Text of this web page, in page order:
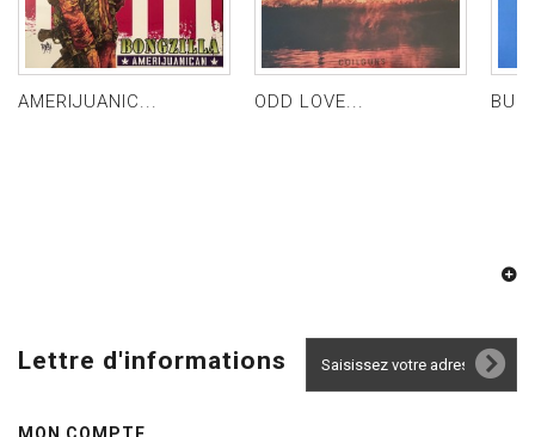
AMERIJUANIC... ODD LOVE...
Lettre d'informations
MON COMPTE